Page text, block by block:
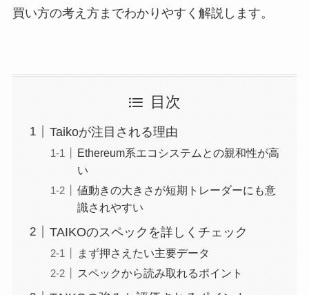
買い方の考え方までわかりやすく解説します。
目次
Taikoが注目される理由
Ethereum系エコシステムとの親和性が高
い
値動きの大きさが短期トレーダーにも意
識されやすい
TAIKOのスペックを詳しくチェック
まず押さえたい主要データ
スペックから読み取れるポイント